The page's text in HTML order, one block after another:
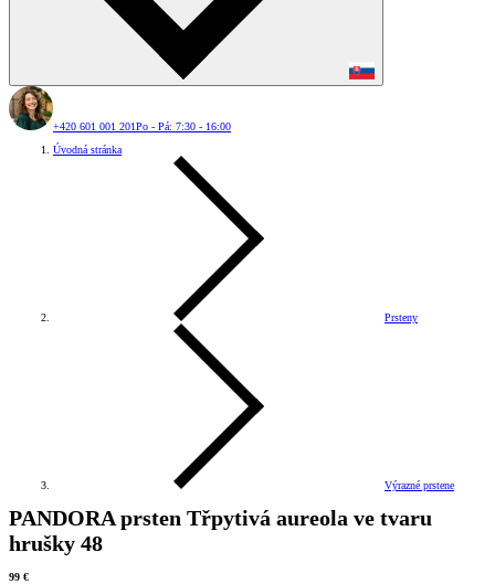
+420 601 001 201Po - Pá: 7:30 - 16:00
Úvodná stránka
Prsteny
Výrazné prstene
PANDORA prsten Třpytivá aureola ve tvaru
hrušky 48
99 €